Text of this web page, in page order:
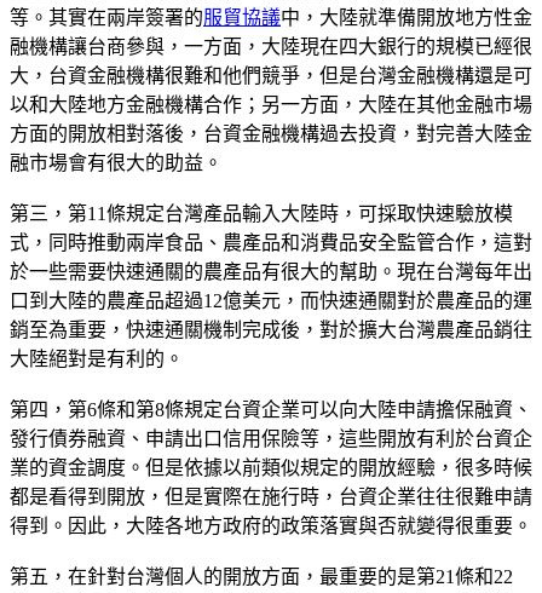
等。其實在兩岸簽署的服貿協議中，大陸就準備開放地方性金
融機構讓台商參與，一方面，大陸現在四大銀行的規模已經很
大，台資金融機構很難和他們競爭，但是台灣金融機構還是可
以和大陸地方金融機構合作；另一方面，大陸在其他金融市場
方面的開放相對落後，台資金融機構過去投資，對完善大陸金
融市場會有很大的助益。
第三，第11條規定台灣產品輸入大陸時，可採取快速驗放模
式，同時推動兩岸食品、農產品和消費品安全監管合作，這對
於一些需要快速通關的農產品有很大的幫助。現在台灣每年出
口到大陸的農產品超過12億美元，而快速通關對於農產品的運
銷至為重要，快速通關機制完成後，對於擴大台灣農產品銷往
大陸絕對是有利的。
第四，第6條和第8條規定台資企業可以向大陸申請擔保融資、
發行債券融資、申請出口信用保險等，這些開放有利於台資企
業的資金調度。但是依據以前類似規定的開放經驗，很多時候
都是看得到開放，但是實際在施行時，台資企業往往很難申請
得到。因此，大陸各地方政府的政策落實與否就變得很重要。
第五，在針對台灣個人的開放方面，最重要的是第21條和22